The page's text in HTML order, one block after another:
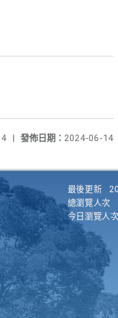
發佈日期： 2024-06-14
|
最後更新
總瀏覽人次
今日瀏覽人次